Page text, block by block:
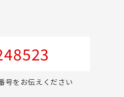
号をお伝えください